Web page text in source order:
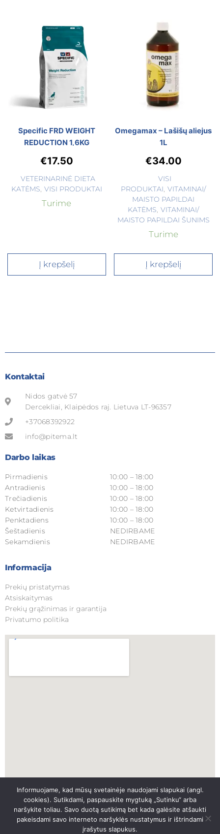
Specific FRD WEIGHT
REDUCTION 1,6KG
€17.50
VETERINARINĖ DIETA
KATĖMS VISI PRODUKTAI
Turime
Į krepšelį
Omegamax – Lašišų aliejus
1L
€34.00
VISI
PRODUKTAI VITAMINAI/
MAISTO PAPILDAI
KATĖMS VITAMINAI/
MAISTO PAPILDAI ŠUNIMS
Turime
Į krepšelį
Kontaktai
Nidos gatvė 57
Dercekliai, Klaipėdos raj. Lietuva LT-96357
+37068392922
info@pitema.lt
Darbo laikas
Pirmadienis
Antradienis
Trečiadienis
Ketvirtadienis
Penktadiens
Šeštadienis
Sekamdienis
10:00 – 18:00
10:00 – 18:00
10:00 – 18:00
10:00 – 18:00
10:00 – 18:00
NEDIRBAME
NEDIRBAME
Informacija
Prekių pristatymas
Atsiskaitymas
Prekių grąžinimas ir garantija
Privatumo politika
SKUBI PAGALBA
SKAMBINTI
Informuojame, kad mūsų svetainėje naudojami slapukai (angl.
cookies). Sutikdami, paspauskite mygtuką „Sutinku“ arba
naršykite toliau. Savo duotą sutikimą bet kada galėsite atšaukti
pakeisdami savo interneto naršyklės nustatymus ir ištrindami
įrašytus slapukus.